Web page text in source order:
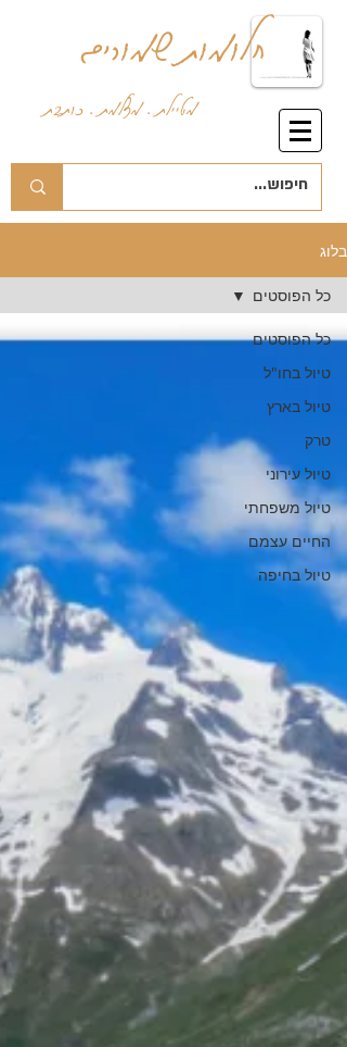
חלומות שמורים
מטיילת . מצלמת . כותבת
בלוג
כל הפוסטים
טיול בחו"ל
טיול בארץ
טרק
טיול עירוני
טיול משפחתי
החיים עצמם
טיול בחיפה
כל הפוסטים